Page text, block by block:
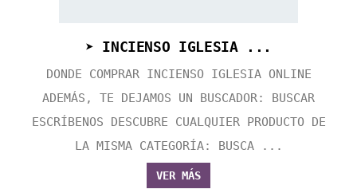
➤ INCIENSO IGLESIA ...
DONDE COMPRAR INCIENSO IGLESIA ONLINE
ADEMÁS, TE DEJAMOS UN BUSCADOR: BUSCAR
ESCRÍBENOS DESCUBRE CUALQUIER PRODUCTO DE
LA MISMA CATEGORÍA: BUSCA ...
VER MÁS